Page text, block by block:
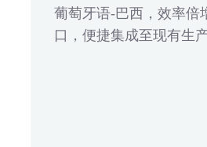
葡萄牙语-巴西，效率倍
口，便捷集成至现有生